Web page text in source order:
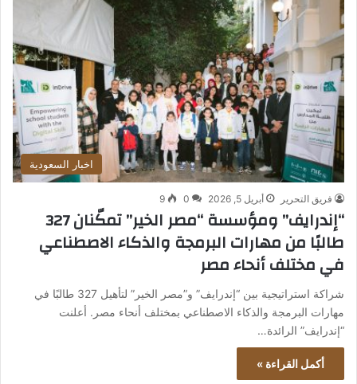
اخبار السعودية
فريق التحرير أبريل 5, 2026 0
9
“إندرايف” ومؤسسة “مصر الخير” تمكّنان 327
طالبًا من مهارات البرمجة والذكاء الاصطناعي
في مختلف أنحاء مصر
شراكة استراتيجية بين “إندرايف” و”مصر الخير” لتأهيل 327 طالبًا في
مهارات البرمجة والذكاء الاصطناعي بمختلف أنحاء مصر. أعلنت
“إندرايف” الرائدة…
أكمل القراءة »